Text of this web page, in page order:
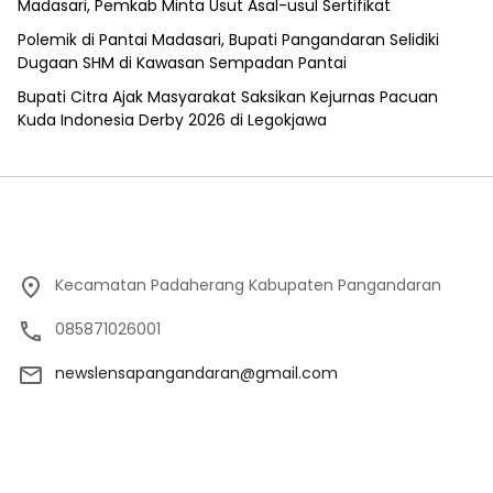
Madasari, Pemkab Minta Usut Asal-usul Sertifikat
Polemik di Pantai Madasari, Bupati Pangandaran Selidiki
Dugaan SHM di Kawasan Sempadan Pantai
Bupati Citra Ajak Masyarakat Saksikan Kejurnas Pacuan
Kuda Indonesia Derby 2026 di Legokjawa
Kecamatan Padaherang Kabupaten Pangandaran
085871026001
newslensapangandaran@gmail.com